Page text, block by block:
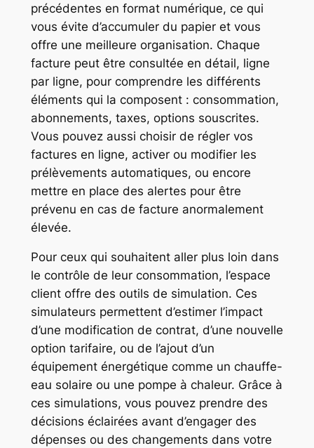
précédentes en format numérique, ce qui
vous évite d’accumuler du papier et vous
offre une meilleure organisation. Chaque
facture peut être consultée en détail, ligne
par ligne, pour comprendre les différents
éléments qui la composent : consommation,
abonnements, taxes, options souscrites.
Vous pouvez aussi choisir de régler vos
factures en ligne, activer ou modifier les
prélèvements automatiques, ou encore
mettre en place des alertes pour être
prévenu en cas de facture anormalement
élevée.
Pour ceux qui souhaitent aller plus loin dans
le contrôle de leur consommation, l’espace
client offre des outils de simulation. Ces
simulateurs permettent d’estimer l’impact
d’une modification de contrat, d’une nouvelle
option tarifaire, ou de l’ajout d’un
équipement énergétique comme un chauffe-
eau solaire ou une pompe à chaleur. Grâce à
ces simulations, vous pouvez prendre des
décisions éclairées avant d’engager des
dépenses ou des changements dans votre